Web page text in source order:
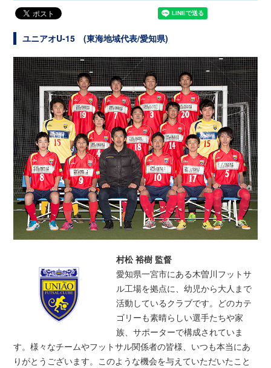
ユニアオU-15 (東海地域代表/愛知県)
村松 裕樹 監督
愛知県一宮市にある木曽川フットサ
ル工場を拠点に、幼児から大人まで
活動しているクラブです。どのカテ
ゴリーも素晴らしい選手たちや家
族、サポーターで構成されていま
す。様々なチームやフットサル関係者の皆様、いつも本当にあ
りがとうございます。このような機会を与えていただいたこと